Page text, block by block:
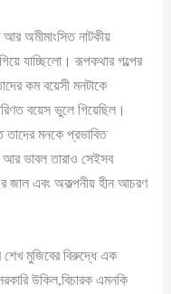
অমীমাংসিত নাটকীয়
যাচ্ছিলো। রূপকথার গল্পের
কম বয়েসী মনটাকে
বয়েস ভুলে গিয়েছিল।
তাদের মনকে প্রভাবিত
আর ভাবল তারাও সেইসব
জাল এবং অকল্পনীয় হীন আচরণ
মুজিবের বিরুদ্ধে এক
উকিল,বিচারক এমনকি